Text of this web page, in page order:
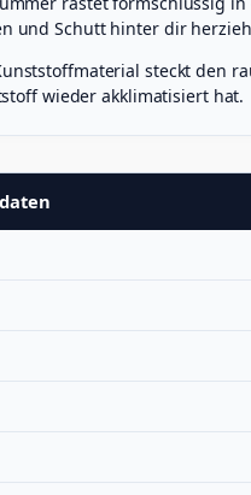
und Schutt hinter dir
steckt den
wieder akklimatisiert hat.